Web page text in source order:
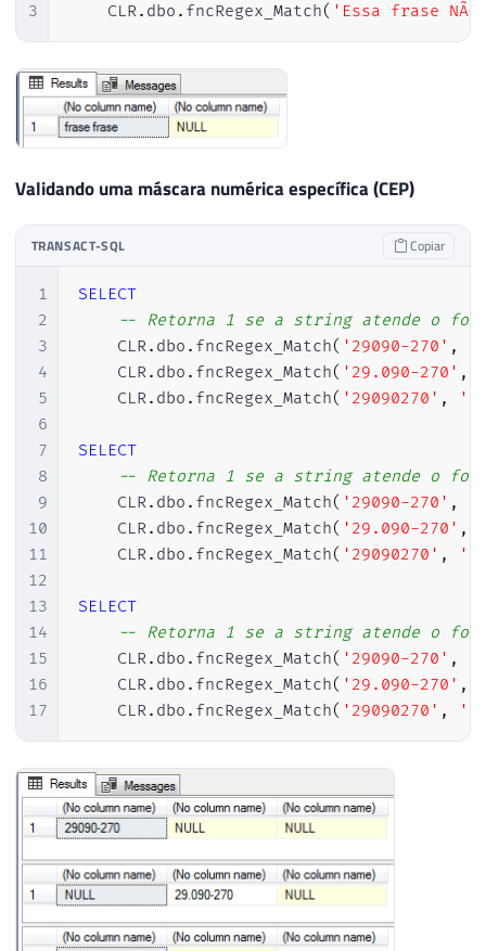
3
    CLR
. dbo . fncRegex_Match( 'Essa frase
Validando uma máscara numérica específica (CEP)
TRANSACT-SQL Copiar
1
2
3
4
5
6
7
8
9
10
11
12
13
14
15
16
17
SELECT
-- Retorna 1 se a string atende o
    CLR
. dbo . fncRegex_Match( '29090-270' ,
    CLR
. dbo . fncRegex_Match( '29.090-270' ,
    CLR
. dbo . fncRegex_Match( '29090270' ,
SELECT
-- Retorna 1 se a string atende o
    CLR
. dbo . fncRegex_Match( '29090-270' ,
    CLR
. dbo . fncRegex_Match( '29.090-270' ,
    CLR
. dbo . fncRegex_Match( '29090270' ,
SELECT
-- Retorna 1 se a string atende o
    CLR
. dbo . fncRegex_Match( '29090-270' ,
    CLR
. dbo . fncRegex_Match( '29.090-270' ,
    CLR
. dbo . fncRegex_Match( '29090270' ,